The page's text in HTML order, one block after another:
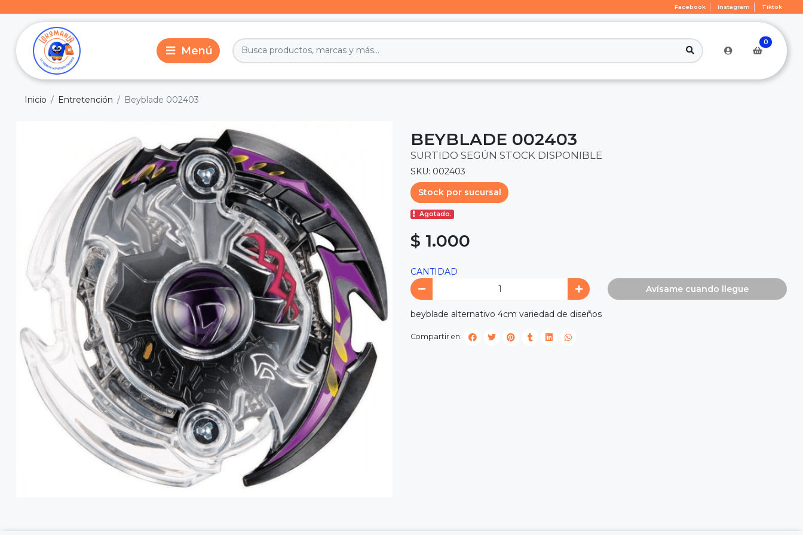
Facebook Instagram Tiktok
0
Inicio Entretención Beyblade 002403
BEYBLADE 002403
SURTIDO SEGÚN STOCK DISPONIBLE
SKU: 002403
Stock por sucursal
Agotado.
$ 1.000
CANTIDAD
Avísame cuando llegue
beyblade alternativo 4cm variedad de diseños
Compartir en: